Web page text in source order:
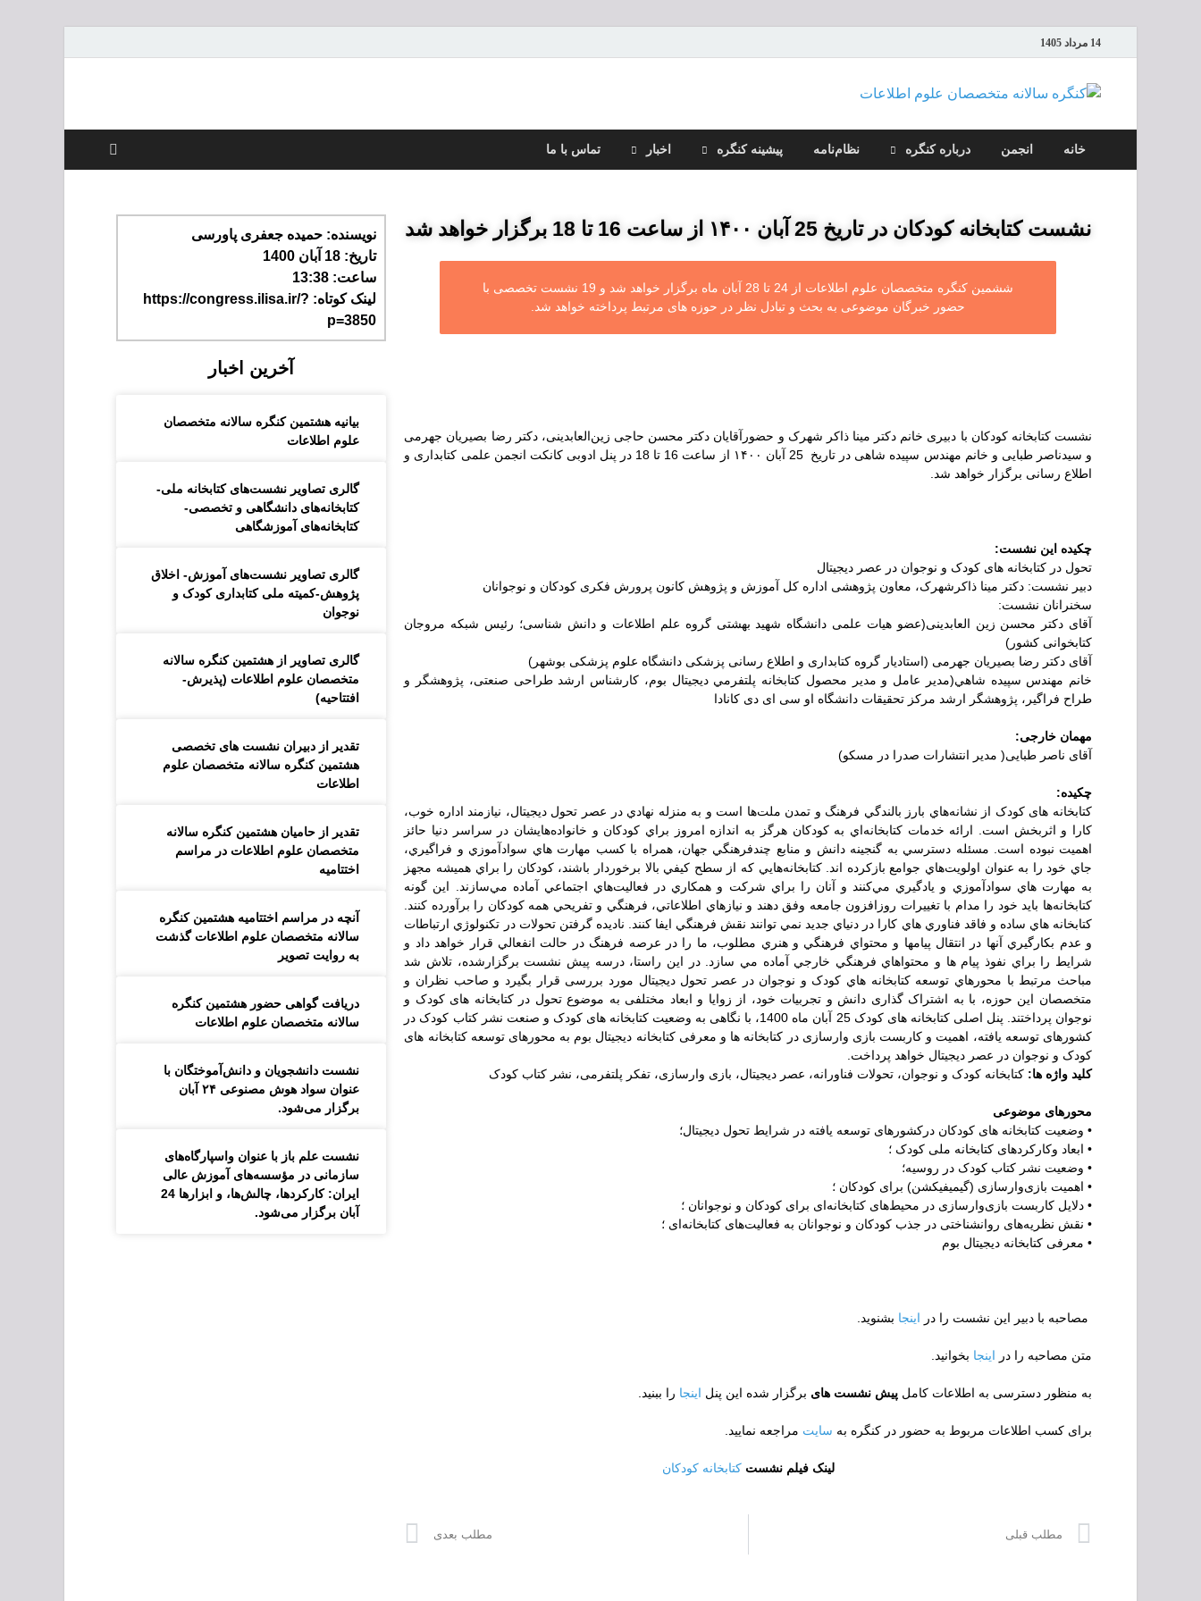
14 مرداد 1405
کنگره سالانه متخصصان علوم اطلاعات
خانه انجمن درباره کنگره نظام‌نامه پیشینه کنگره اخبار تماس با ما
نشست کتابخانه کودکان در تاریخ 25 آبان ۱۴۰۰ از ساعت 16 تا 18 برگزار خواهد شد
ششمین کنگره متخصصان علوم اطلاعات از 24 تا 28 آبان ماه برگزار خواهد شد و 19 نشست تخصصی با
حضور خبرگان موضوعی به بحث و تبادل نظر در حوزه های مرتبط پرداخته خواهد شد.
نشست کتابخانه کودکان با دبیری خانم دکتر مینا ذاکر شهرک و حضورآقایان دکتر محسن حاجی‌ زین‌العابدینی، دکتر رضا بصیریان جهرمی
و سیدناصر طبایی و خانم مهندس سپیده شاهی در تاریخ 25 آبان ۱۴۰۰ از ساعت 16 تا 18 در پنل ادوبی کانکت انجمن علمی کتابداری و
اطلاع رسانی برگزار خواهد شد.
چکیده این نشست:
تحول در کتابخانه های کودک و نوجوان در عصر دیجیتال
دبیر نشست: دکتر مینا ذاکرشهرک، معاون پژوهشی اداره کل آموزش و پژوهش کانون پرورش فکری کودکان و نوجوانان
سخنرانان نشست:
آقای دكتر محسن زین العابدینی(عضو هیات علمی دانشگاه شهید بهشتی گروه علم اطلاعات و دانش شناسی؛ رئیس شبکه مروجان
کتابخوانی کشور)
آقای دكتر رضا بصیریان جهرمی (استادیار گروه کتابداری و اطلاع رسانی پزشکی دانشگاه علوم پزشکی بوشهر)
خانم مهندس سپيده شاهي(مدیر عامل و مدیر محصول كتابخانه پلتفرمي ديجيتال بوم، کارشناس ارشد طراحی صنعتی، پژوهشگر و
طراح فراگیر، پژوهشگر ارشد مرکز تحقیقات دانشگاه او سی ای دی کانادا
مهمان خارجی:
آقای ناصر طبایی( مدیر انتشارات صدرا در مسکو)
چکیده:
کتابخانه های کودک از نشانه‌هاي بارز بالندگي فرهنگ و تمدن ملت‌ها است و به منزله نهادي در عصر تحول دیجیتال، نيازمند اداره خوب،
کارا و اثربخش است. ارائه خدمات كتابخانه‌اي به كودكان هرگز به اندازه امروز براي كودكان و خانواده‌هايشان در سراسر دنيا حائز
اهميت نبوده است. مسئله دسترسي به گنجينه دانش و منابع چندفرهنگي جهان، همراه با كسب مهارت هاي سوادآموزي و فراگيري،
جاي خود را به عنوان اولويت‌هاي جوامع بازكرده اند. كتابخانه‌هايي كه از سطح كيفي بالا برخوردار باشند، كودكان را براي هميشه مجهز
به مهارت هاي سوادآموزي و يادگيري مي‌كنند و آنان را براي شركت و همكاري در فعاليت‌هاي اجتماعي آماده مي‌سازند. اين گونه
كتابخانه‌ها بايد خود را مدام با تغييرات روزافزون جامعه وفق دهند و نيازهاي اطلاعاتي، فرهنگي و تفريحي همه كودكان را برآورده كنند.
کتابخانه هاي ساده و فاقد فناوري هاي کارا در دنياي جديد نمي توانند نقش فرهنگي ايفا کنند. ناديده گرفتن تحولات در تکنولوژي ارتباطات
و عدم بکارگيري آنها در انتقال پيامها و محتواي فرهنگي و هنري مطلوب، ما را در عرصه فرهنگ در حالت انفعالي قرار خواهد داد و
شرايط را براي نفوذ پيام ها و محتواهاي فرهنگي خارجي آماده مي سازد. در این راستا، درسه پیش نشست برگزارشده، تلاش شد
مباحث مرتبط با محورهاي توسعه کتابخانه هاي کودک و نوجوان در عصر تحول دیجیتال مورد بررسی قرار بگیرد و صاحب نظران و
متخصصان این حوزه، با به اشتراک گذاری دانش و تجربیات خود، از زوایا و ابعاد مختلفی به موضوع تحول در کتابخانه های کودک و
نوجوان پرداختند. پنل اصلی کتابخانه های کودک 25 آبان ماه 1400، با نگاهی به وضعیت کتابخانه های کودک و صنعت نشر کتاب کودک در
کشورهای توسعه یافته، اهمیت و کاربست بازی وارسازی در کتابخانه ها و معرفی کتابخانه دیجیتال بوم به محورهای توسعه کتابخانه های
کودک و نوجوان در عصر دیجیتال خواهد پرداخت.
کلید واژه ها: کتابخانه کودک و نوجوان، تحولات فناورانه، عصر دیجیتال، بازی وارسازی، تفکر پلتفرمی، نشر کتاب کودک
محورهای موضوعی
• وضعیت کتابخانه های کودکان درکشورهای توسعه یافته در شرایط تحول دیجیتال؛
• ابعاد وکارکردهای کتابخانه ملی کودک ؛
• وضعیت نشر کتاب کودک در روسیه؛
• اهمیت بازی‌وارسازی (گیمیفیکشن) برای کودکان ؛
• دلایل کاربست بازی‌وارسازی در محیط‌های کتابخانه‌ای برای کودکان و نوجوانان ؛
• نقش نظریه‌های روانشناختی در جذب کودکان و نوجوانان به فعالیت‌های کتابخانه‌ای ؛
• معرفی کتابخانه دیجیتال بوم
مصاحبه با دبیر این نشست را در اینجا بشنوید.
متن مصاحبه را در اینجا بخوانید.
به منظور دسترسی به اطلاعات کامل پیش نشست های برگزار شده این پنل اینجا را ببنید.
برای کسب اطلاعات مربوط به حضور در کنگره به سایت مراجعه نمایید.
لینک فيلم نشستکتابخانه کودکان
مطلب قبلی مطلب بعدی
نویسنده: حمیده جعفری پاورسی
تاریخ: 18 آبان 1400
ساعت: 13:38
لینک کوتاه: https://congress.ilisa.ir/?
p=3850
آخرین اخبار
بیانیه هشتمین کنگره سالانه متخصصان
علوم اطلاعات
گالری تصاویر نشست‌های کتابخانه ملی-
کتابخانه‌های دانشگاهی و تخصصی-
کتابخانه‌های آموزشگاهی
گالری تصاویر نشست‌های آموزش- اخلاق
پژوهش-کمیته ملی کتابداری کودک و
نوجوان
گالری تصاویر از هشتمین کنگره سالانه
متخصصان علوم اطلاعات (پذیرش-
افتتاحیه)
تقدیر از دبیران نشست های تخصصی
هشتمین کنگره سالانه متخصصان علوم
اطلاعات
تقدیر از حامیان هشتمین کنگره سالانه
متخصصان علوم اطلاعات در مراسم
اختتامیه
آنچه در مراسم اختتامیه هشتمین کنگره
سالانه متخصصان علوم اطلاعات گذشت
به روایت تصویر
دریافت گواهی حضور هشتمین کنگره
سالانه متخصصان علوم اطلاعات
نشست دانشجویان و دانش‌آموختگان با
عنوان سواد هوش مصنوعی ۲۴ آبان
برگزار می‌شود.
نشست علم باز با عنوان واسپارگاه‌های
سازمانی در مؤسسه‌های آموزش عالی
ایران: کارکردها، چالش‌ها، و ابزارها 24
آبان برگزار می‌شود.